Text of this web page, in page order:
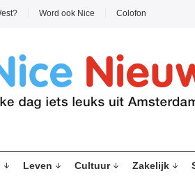
Word ook Nice Colofon
Leven Cultuur Zakelijk